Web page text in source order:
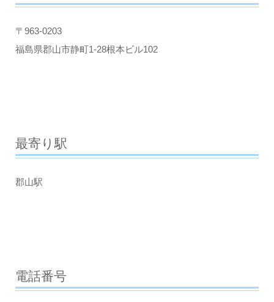
〒963-0203
福島県郡山市静町1-28根本ビル102
最寄り駅
郡山駅
電話番号